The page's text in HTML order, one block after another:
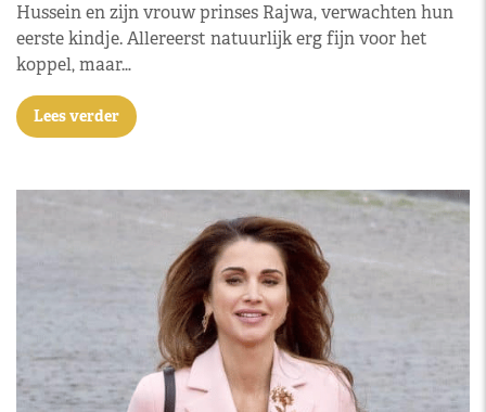
Hussein en zijn vrouw prinses Rajwa, verwachten hun
eerste kindje. Allereerst natuurlijk erg fijn voor het
koppel, maar…
Lees verder